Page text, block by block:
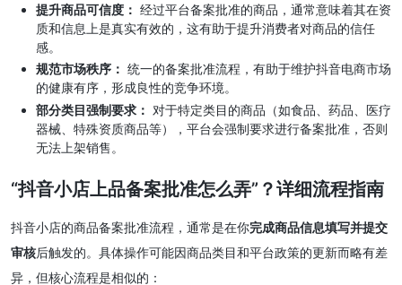
提升商品可信度： 经过平台备案批准的商品，通常意味着其在资
质和信息上是真实有效的，这有助于提升消费者对商品的信任
感。
规范市场秩序： 统一的备案批准流程，有助于维护抖音电商市场
的健康有序，形成良性的竞争环境。
部分类目强制要求： 对于特定类目的商品（如食品、药品、医疗
器械、特殊资质商品等），平台会强制要求进行备案批准，否则
无法上架销售。
“抖音小店上品备案批准怎么弄”？详细流程指南
抖音小店的商品备案批准流程，通常是在你完成商品信息填写并提交
审核后触发的。具体操作可能因商品类目和平台政策的更新而略有差
异，但核心流程是相似的：